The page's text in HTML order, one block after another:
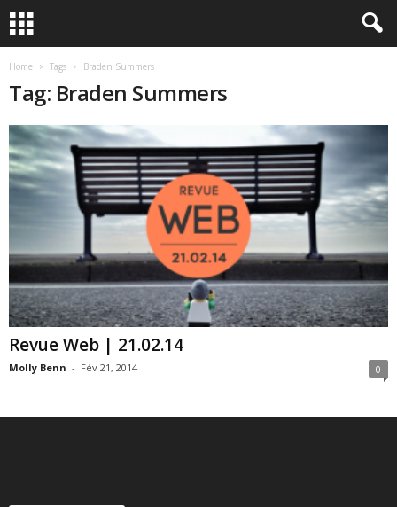
Home Tags Braden Summers
Tag: Braden Summers
Revue Web | 21.02.14
Molly Benn - Fév 21, 2014 0